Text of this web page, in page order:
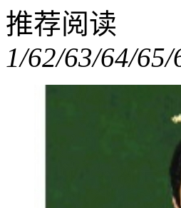
推荐阅读
1/62/63/64/65/